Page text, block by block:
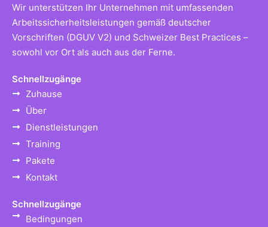
Wir unterstützen Ihr Unternehmen mit umfassenden
Arbeitssicherheitsleistungen gemäß deutscher
Vorschriften (DGUV V2) und Schweizer Best Practices –
sowohl vor Ort als auch aus der Ferne.
Schnellzugänge
Zuhause
Über
Dienstleistungen
Training
Pakete
Kontakt
Schnellzugänge
Bedingungen